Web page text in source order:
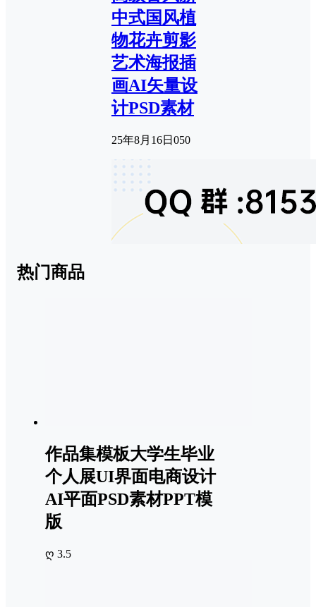
中式国风植
物花卉剪影
艺术海报插
画AI矢量设
计PSD素材
25年8月16日 050
热门商品
作品集模板大学生毕业
个人展UI界面电商设计
AI平面PSD素材PPT模
版
ღ 3.5